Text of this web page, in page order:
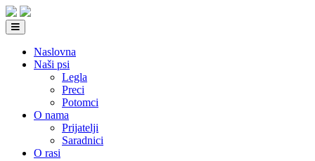
Naslovna
Naši psi
Legla
Preci
Potomci
O nama
Prijatelji
Saradnici
O rasi